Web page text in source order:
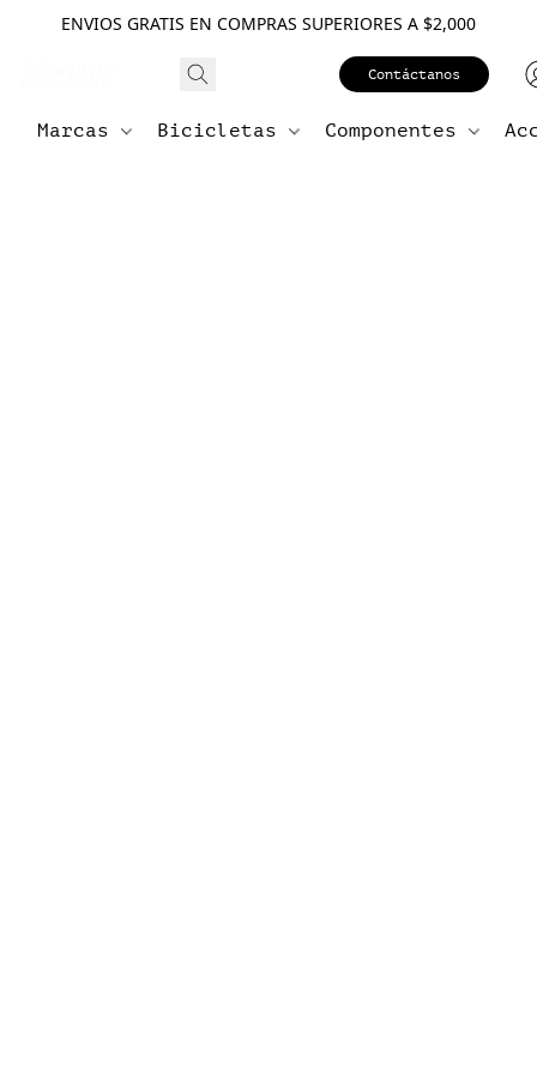
ENVIOS GRATIS EN COMPRAS SUPERIORES A $2,000
Contáctanos
Marcas Bicicletas Componentes